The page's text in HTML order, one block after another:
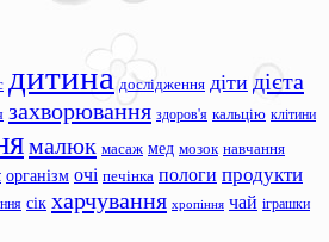
дитина дослідження діти дієта
захворювання здоров'я кальцію клітини
малюк масаж мед мозок навчання
організм очі печінка пологи продукти
сік харчування хропіння чай іграшки